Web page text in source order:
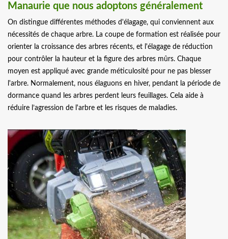
Manaurie que nous adoptons généralement
On distingue différentes méthodes d'élagage, qui conviennent aux
nécessités de chaque arbre. La coupe de formation est réalisée pour
orienter la croissance des arbres récents, et l'élagage de réduction
pour contrôler la hauteur et la figure des arbres mûrs. Chaque
moyen est appliqué avec grande méticulosité pour ne pas blesser
l'arbre. Normalement, nous élaguons en hiver, pendant la période de
dormance quand les arbres perdent leurs feuillages. Cela aide à
réduire l’agression de l'arbre et les risques de maladies.